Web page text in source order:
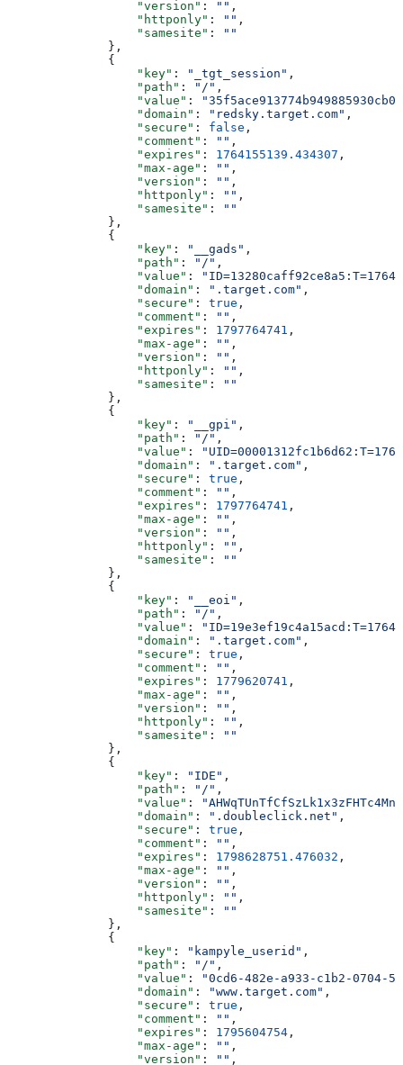
                  "version"
: "" ,
                  "httponly"
: "" ,
                  "samesite"
:
""
              },
              {
                  "key"
: "_tgt_session" ,
                  "path"
: "/" ,
                  "value"
:
                  "domain"
: "redsky.target.com" ,
                  "secure"
: false ,
                  "comment"
: "" ,
                  "expires"
: 1764155139.434307 ,
                  "max-age"
: "" ,
                  "version"
: "" ,
                  "httponly"
: "" ,
                  "samesite"
:
""
              },
              {
                  "key"
: "__gads" ,
                  "path"
: "/" ,
                  "value"
:
                  "domain"
: ".target.com" ,
                  "secure"
: true ,
                  "comment"
: "" ,
                  "expires"
: 1797764741 ,
                  "max-age"
: "" ,
                  "version"
: "" ,
                  "httponly"
: "" ,
                  "samesite"
:
""
              },
              {
                  "key"
: "__gpi" ,
                  "path"
: "/" ,
                  "value"
:
                  "domain"
: ".target.com" ,
                  "secure"
: true ,
                  "comment"
: "" ,
                  "expires"
: 1797764741 ,
                  "max-age"
: "" ,
                  "version"
: "" ,
                  "httponly"
: "" ,
                  "samesite"
:
""
              },
              {
                  "key"
: "__eoi" ,
                  "path"
: "/" ,
                  "value"
:
                  "domain"
: ".target.com" ,
                  "secure"
: true ,
                  "comment"
: "" ,
                  "expires"
: 1779620741 ,
                  "max-age"
: "" ,
                  "version"
: "" ,
                  "httponly"
: "" ,
                  "samesite"
:
""
              },
              {
                  "key"
: "IDE" ,
                  "path"
: "/" ,
                  "value"
:
                  "domain"
: ".doubleclick.net" ,
                  "secure"
: true ,
                  "comment"
: "" ,
                  "expires"
: 1798628751.476032 ,
                  "max-age"
: "" ,
                  "version"
: "" ,
                  "httponly"
: "" ,
                  "samesite"
:
""
              },
              {
                  "key"
: "kampyle_userid" ,
                  "path"
: "/" ,
                  "value"
:
"0cd6-482e-a933-c1b2-0704-
                  "domain"
: "www.target.com" ,
                  "secure"
: true ,
                  "comment"
: "" ,
                  "expires"
: 1795604754 ,
                  "max-age"
: "" ,
                  "version"
: "" ,